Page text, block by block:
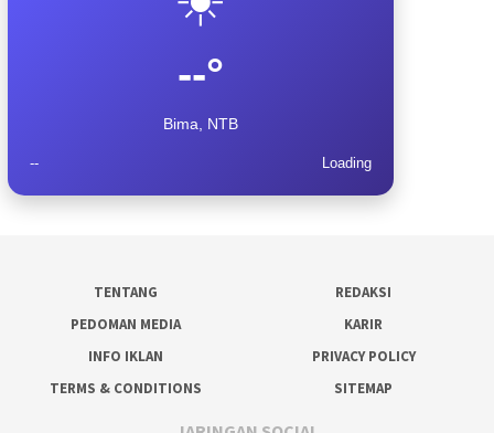
--°
Bima, NTB
-- Loading
TENTANG
REDAKSI
PEDOMAN MEDIA
KARIR
INFO IKLAN
PRIVACY POLICY
TERMS & CONDITIONS
SITEMAP